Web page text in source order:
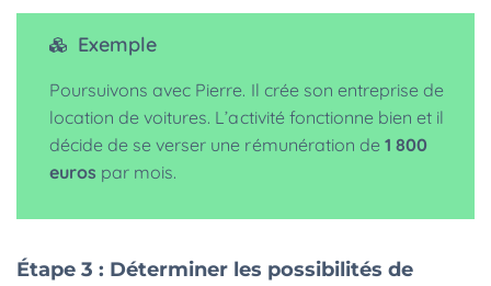
Exemple
Poursuivons avec Pierre. Il crée son entreprise de
location de voitures. L’activité fonctionne bien et il
décide de se verser une rémunération de 1 800
euros par mois.
Étape 3 : Déterminer les possibilités de